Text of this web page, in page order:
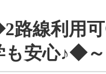
路線利用
も安心♪◆